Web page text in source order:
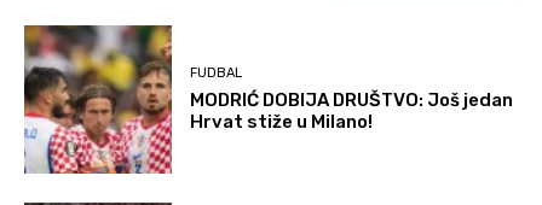
FUDBAL
MODRIĆ DOBIJA DRUŠTVO: Još jedan
Hrvat stiže u Milano!